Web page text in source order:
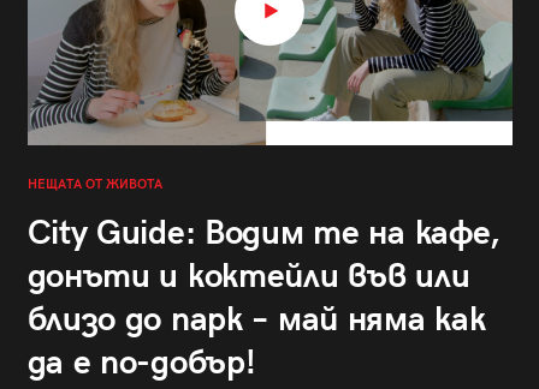
НЕЩАТА ОТ ЖИВОТА
City Guide: Водим те на кафе,
донъти и коктейли във или
близо до парк – май няма как
да е по-добър!